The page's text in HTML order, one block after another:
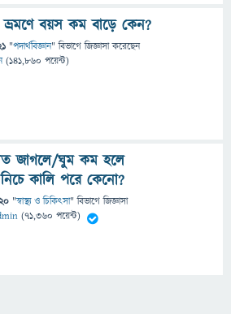
ভ্রমণে বয়স কম বাড়ে কেন?
"পদার্থবিজ্ঞান" বিভাগে জিজ্ঞাসাকরেছেন
(141,860 পয়েন্ট)
জাগলে/ঘুম কম হলে
কালি পরে কেনো?
"স্বাস্থ্য ও চিকিৎসা" বিভাগে জিজ্ঞাসা
(71,360 পয়েন্ট)